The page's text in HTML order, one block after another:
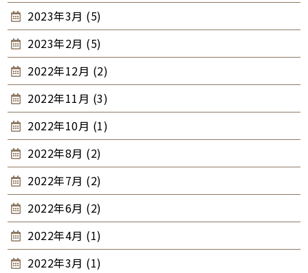
2023年3月 (5)
2023年2月 (5)
2022年12月 (2)
2022年11月 (3)
2022年10月 (1)
2022年8月 (2)
2022年7月 (2)
2022年6月 (2)
2022年4月 (1)
2022年3月 (1)